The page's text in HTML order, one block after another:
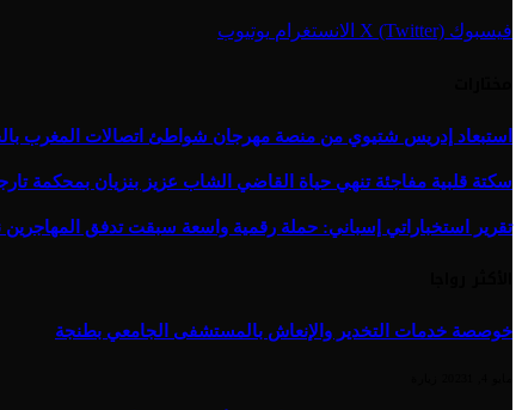
فيسبوك X (Twitter) الانستغرام يوتيوب
استبعاد إدريس شتيوي من منصة مهرجان شواطئ اتصالات المغرب
سكتة قلبية مفاجئة تنهي حياة القاضي الشاب عزيز بنزيان بمحكمة
تقرير استخباراتي إسباني: حملة رقمية واسعة سبقت تدفق المهاجرين
خوصصة خدمات التخدير والإنعاش بالمستشفى الجامعي بطنجة